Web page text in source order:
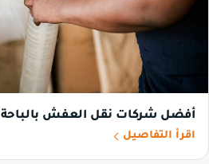
أفضل شركات نقل العفش بالباحة
اقرأ التفاصيل